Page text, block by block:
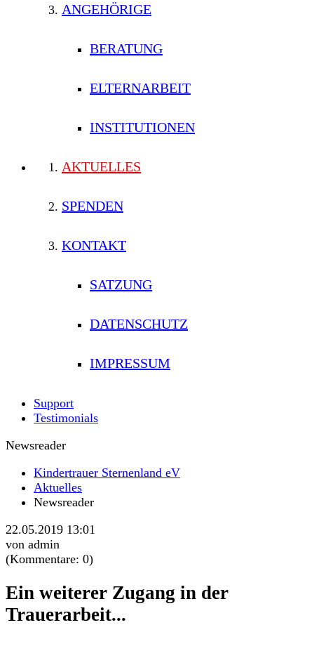
ANGEHÖRIGE
BERATUNG
ELTERNARBEIT
INSTITUTIONEN
AKTUELLES
SPENDEN
KONTAKT
SATZUNG
DATENSCHUTZ
IMPRESSUM
Support
Testimonials
Newsreader
Kindertrauer Sternenland eV
Aktuelles
Newsreader
22.05.2019 13:01
von admin
(Kommentare: 0)
Ein weiterer Zugang in der
Trauerarbeit...